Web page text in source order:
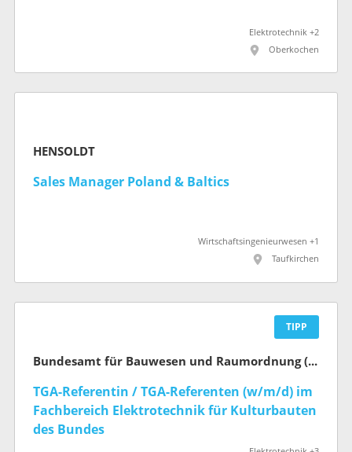
Elektrotechnik +2
Oberkochen
HENSOLDT
Sales Manager Poland & Baltics
Wirtschaftsingenieurwesen +1
Taufkirchen
TIPP
Bundesamt für Bauwesen und Raumordnung (BBR)
TGA-Referentin / TGA-Referenten (w/m/d) im
Fachbereich Elektrotechnik für Kultur­bauten
des Bundes